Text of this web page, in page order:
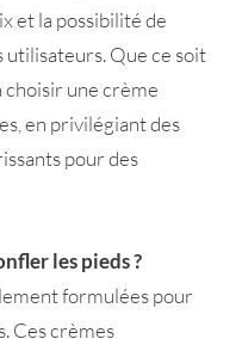
et la possibilité de
utilisateurs. Que ce soit
choisir une crème
en privilégiant des
pour des
les pieds ?
formulées pour
Ces crèmes